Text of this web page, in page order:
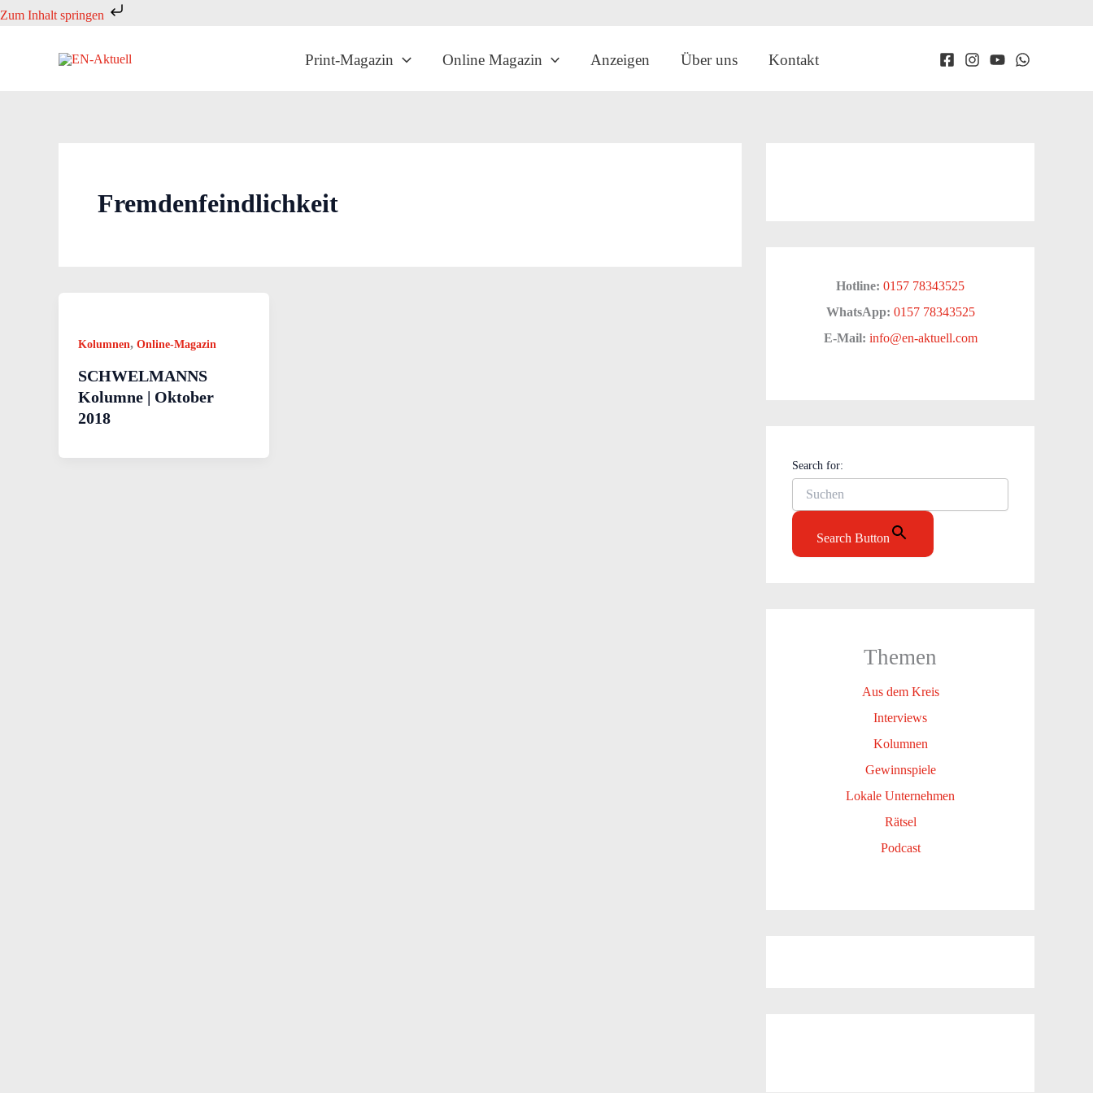
Zum Inhalt springen
Zum
Print-Magazin Online Magazin Anzeigen Über uns Kontakt
Fremdenfeindlichkeit
Kolumnen, Online-Magazin
SCHWELMANNS
Kolumne | Oktober
2018
Hotline: 0157 78343525
WhatsApp: 0157 78343525
E-Mail: info@en-aktuell.com
Search for:
Search Button
Themen
Aus dem Kreis
Interviews
Kolumnen
Gewinnspiele
Lokale Unternehmen
Rätsel
Podcast